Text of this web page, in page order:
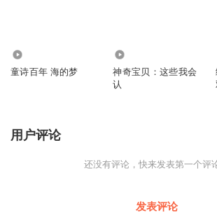
童诗百年 海的梦
神奇宝贝：这些我会
认
用户评论
还没有评论，快来发表第一个评
发表评论